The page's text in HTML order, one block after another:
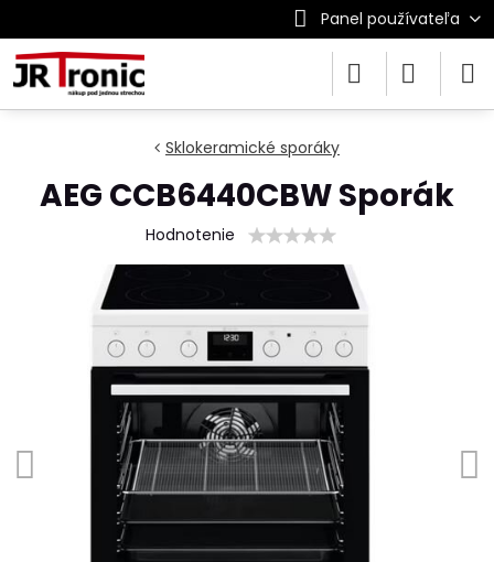
Panel používateľa
Sklokeramické sporáky
AEG CCB6440CBW Sporák
Hodnotenie